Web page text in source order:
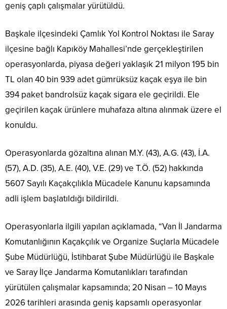
geniş çaplı çalışmalar yürütüldü.
Başkale ilçesindeki Çamlık Yol Kontrol Noktası ile Saray
ilçesine bağlı Kapıköy Mahallesi’nde gerçekleştirilen
operasyonlarda, piyasa değeri yaklaşık 21 milyon 195 bin
TL olan 40 bin 939 adet gümrüksüz kaçak eşya ile bin
394 paket bandrolsüz kaçak sigara ele geçirildi. Ele
geçirilen kaçak ürünlere muhafaza altına alınmak üzere el
konuldu.
Operasyonlarda gözaltına alınan M.Y. (43), A.G. (43), İ.A.
(57), A.D. (35), A.E. (40), V.E. (29) ve T.Ö. (52) hakkında
5607 Sayılı Kaçakçılıkla Mücadele Kanunu kapsamında
adli işlem başlatıldığı bildirildi.
Operasyonlarla ilgili yapılan açıklamada, “Van İl Jandarma
Komutanlığının Kaçakçılık ve Organize Suçlarla Mücadele
Şube Müdürlüğü, İstihbarat Şube Müdürlüğü ile Başkale
ve Saray İlçe Jandarma Komutanlıkları tarafından
yürütülen çalışmalar kapsamında; 20 Nisan – 10 Mayıs
2026 tarihleri arasında geniş kapsamlı operasyonlar